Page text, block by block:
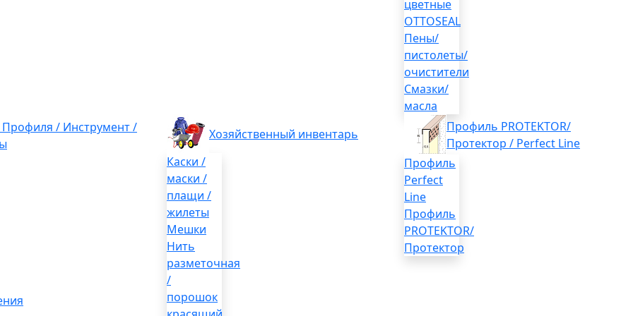
цветные
OTTOSEAL
Пены/
пистолеты/
очистители
Смазки/
масла
Профиля / Инструмент /
Хозяйственный инвентарь
Каски /
маски /
плащи /
жилеты
Мешки
Нить
разметочная
/
порошок
Профиль PROTEKTOR/
Протектор / Perfect Line
Профиль
Perfect
Line
Профиль
PROTEKTOR/
Протектор